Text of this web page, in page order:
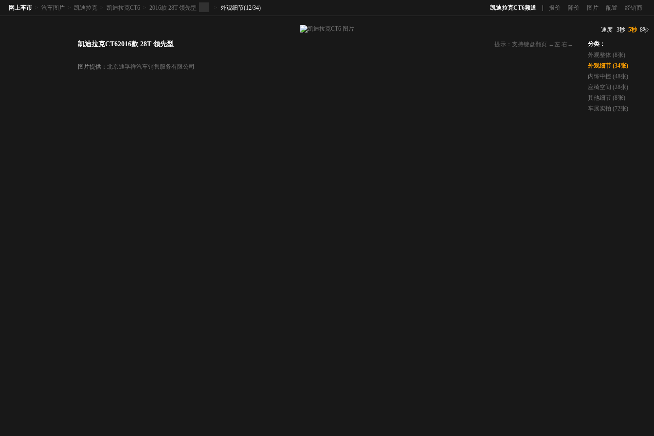
凯迪拉克CT6频道 报价 降价 图片 配置 经销商
网上车市 > 汽车图片 > 凯迪拉克 > 凯迪拉克CT6 > 2016款 28T 领先型 > 外观细节(12/34)
提示：支持键盘翻页 ←左 右→
凯迪拉克CT62016款 28T 领先型
图片提供： 北京通孚祥汽车销售服务有限公司
速度 3秒 5秒 8秒
分类：
外观整体 (8张)
外观细节 (34张)
内饰中控 (48张)
座椅空间 (28张)
其他细节 (8张)
车展实拍 (72张)